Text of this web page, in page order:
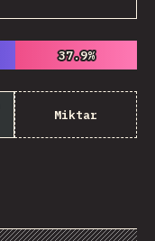
37.9%
37.9%
Miktar